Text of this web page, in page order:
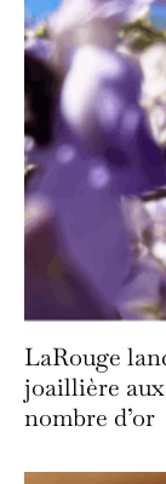
LaRouge
joaillière
nombre d’or